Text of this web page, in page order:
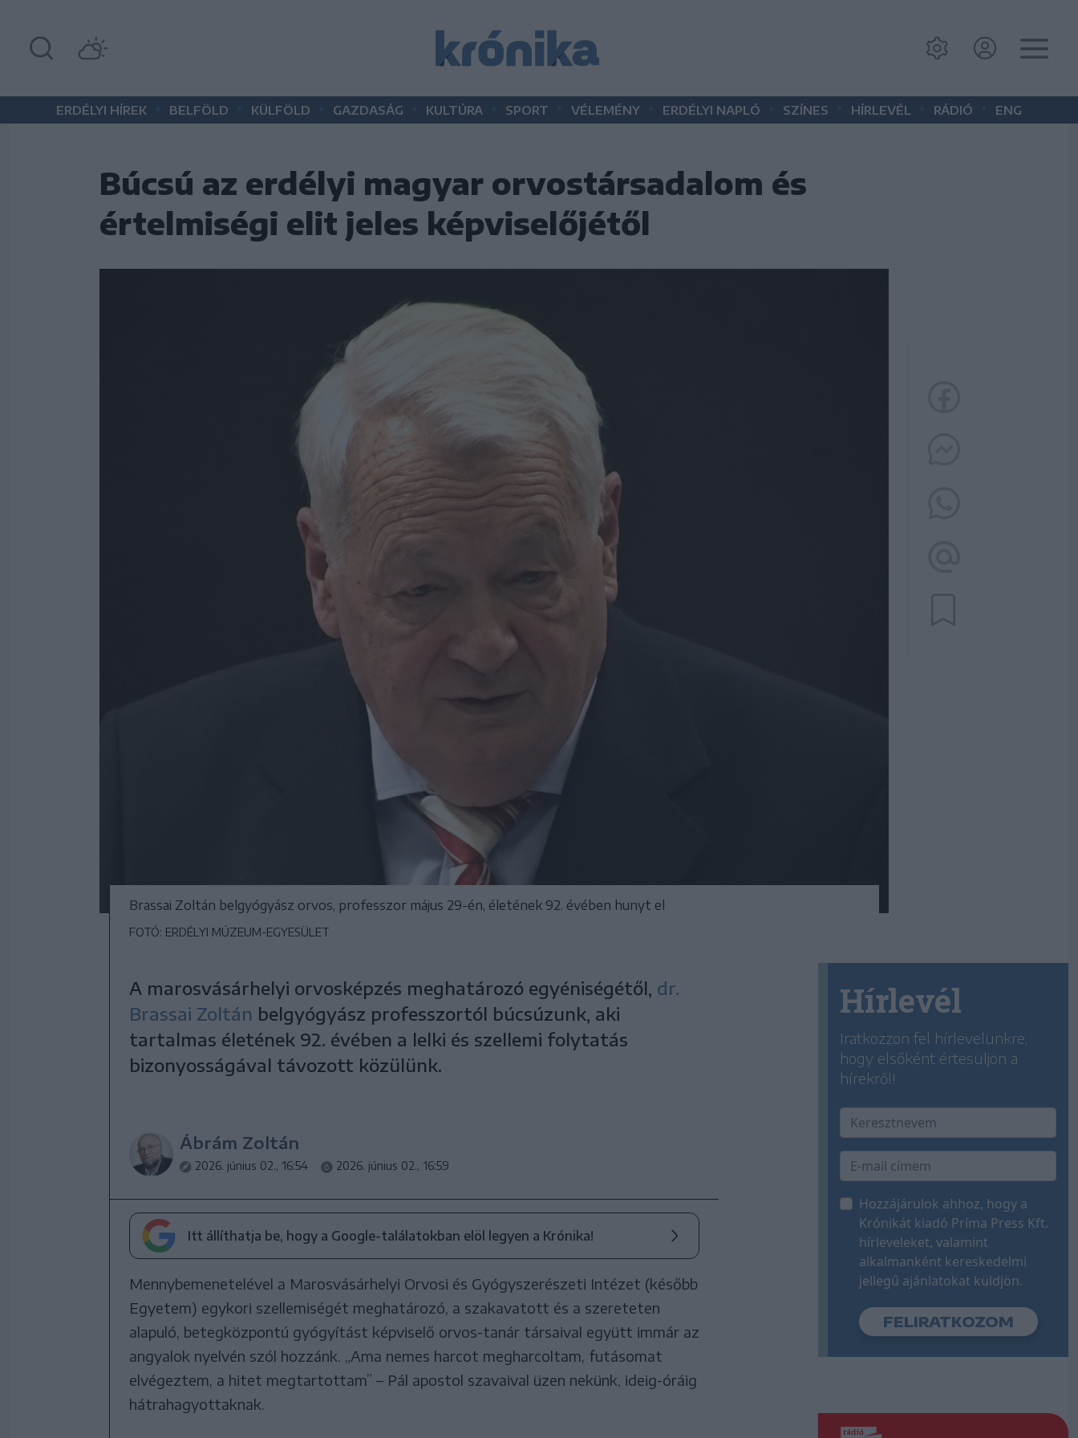
ERDÉLYI HÍREK BELFÖLD KÜLFÖLD GAZDASÁG KULTÚRA SPORT VÉLEMÉNY ERDÉLYI NAPLÓ SZÍNES HÍRLEVÉL RÁDIÓ ENG
Búcsú az erdélyi magyar orvostársadalom és
értelmiségi elit jeles képviselőjétől
Brassai Zoltán belgyógyász orvos, professzor május 29-én, életének 92. évében hunyt el
FOTÓ: ERDÉLYI MÚZEUM-EGYESÜLET
A marosvásárhelyi orvosképzés meghatározó egyéniségétől, dr.
Brassai Zoltán belgyógyász professzortól búcsúzunk, aki
tartalmas életének 92. évében a lelki és szellemi folytatás
bizonyosságával távozott közülünk.
Ábrám Zoltán
2026. június 02., 16:54 2026. június 02., 16:59
Itt állíthatja be, hogy a Google-találatokban elöl legyen a Krónika!
Mennybemenetelével a Marosvásárhelyi Orvosi és Gyógyszerészeti Intézet (később
Egyetem) egykori szellemiségét meghatározó, a szakavatott és a szereteten
alapuló, betegközpontú gyógyítást képviselő orvos-tanár társaival együtt immár az
angyalok nyelvén szól hozzánk. „Ama nemes harcot megharcoltam, futásomat
elvégeztem, a hitet megtartottam” – Pál apostol szavaival üzen nekünk, ideig-óráig
hátrahagyottaknak.
Hírlevél
Iratkozzon fel hírlevelünkre,
hogy elsőként értesüljön a
hírekről!
Hozzájárulok ahhoz, hogy a
Krónikát kiadó Príma Press Kft.
hírleveleket, valamint
alkalmanként kereskedelmi
jellegű ajánlatokat küldjön.